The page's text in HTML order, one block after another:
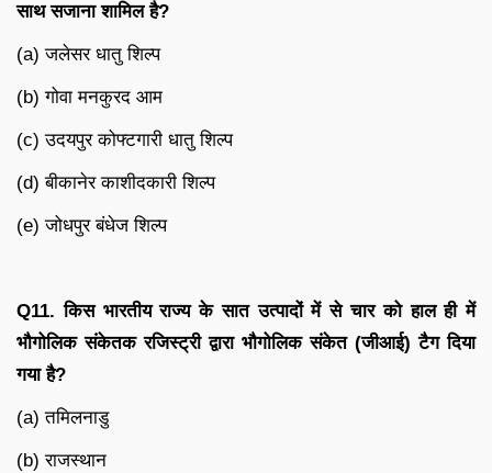
साथ सजाना शामिल है?
(a) जलेसर धातु शिल्प
(b) गोवा मनकुरद आम
(c) उदयपुर कोफ्टगारी धातु शिल्प
(d) बीकानेर काशीदकारी शिल्प
(e) जोधपुर बंधेज शिल्प
Q11.किस भारतीय राज्य के सात उत्पादों में से चार को हाल ही में
भौगोलिक संकेतक रजिस्ट्री द्वारा भौगोलिक संकेत(जीआई)टैग दिया
गया है?
(a) तमिलनाडु
(b) राजस्थान